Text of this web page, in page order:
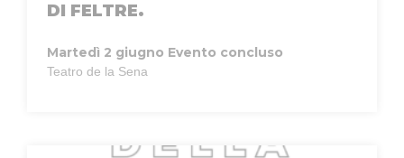
DI FELTRE.
Martedì 2 giugno Evento concluso
Teatro de la Sena